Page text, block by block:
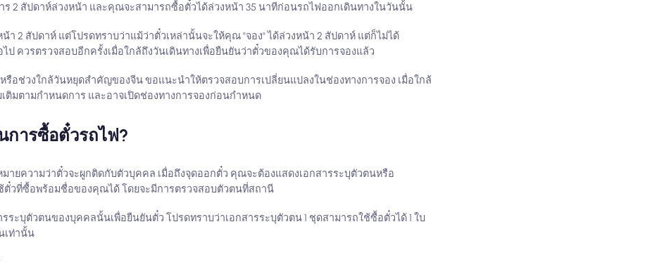
ร 2 สัปดาห์ล่วงหน้า และคุณจะสามารถซื้อตั๋วได้ล่วงหน้า 35 นาทีก่อนรถไฟออกเดินทางในวันนั้น
2 สัปดาห์ แต่โปรดทราบว่าแม้ว่าตั๋วเหล่านั้นจะให้คุณ "จอง" ได้ล่วงหน้า 2 สัปดาห์ แต่ก็ไม่ได้
ควรตรวจสอบอีกครั้งเมื่อใกล้ถึงวันเดินทางเพื่อยืนยันว่าตั๋วของคุณได้รับการจองแล้ว
อช่วงใกล้วันหยุดสำคัญของจีน ขอแนะนำให้ตรวจสอบการเปลี่ยนแปลงในช่องทางการจอง เมื่อใกล้
ติมตามกำหนดการ และอาจเปิดช่องทางการจองก่อนกำหนด
การซื้อตั๋วรถไฟ?
มายความว่าตั๋วจะผูกติดกับตัวบุคคล เมื่อถึงจุดออกตั๋ว คุณจะต้องแสดงเอกสารระบุตัวตนหรือ
ตั๋วที่ซื้อพร้อมชื่อของคุณได้ โดยจะมีการตรวจสอบตัวตนที่สถานี
บุตัวตนของบุคคลนั้นเพื่อยืนยันตั๋ว โปรดทราบว่าเอกสารระบุตัวตน 1 ชุดสามารถใช้ซื้อตั๋วได้ 1 ใบ
เท่านั้น